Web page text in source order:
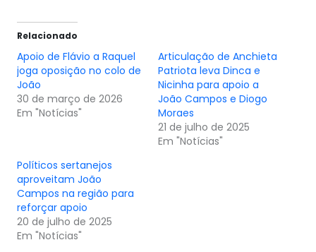
Relacionado
Apoio de Flávio a Raquel
joga oposição no colo de
João
30 de março de 2026
Em "Notícias"
Articulação de Anchieta
Patriota leva Dinca e
Nicinha para apoio a
João Campos e Diogo
Moraes
21 de julho de 2025
Em "Notícias"
Políticos sertanejos
aproveitam João
Campos na região para
reforçar apoio
20 de julho de 2025
Em "Notícias"